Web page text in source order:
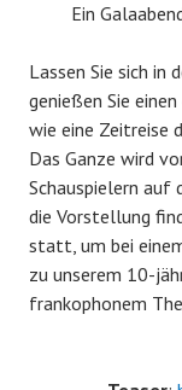
Ein
Lassen Sie sich in
genießen Sie
wie eine Zeitreise
Das Ganze wird
Schauspielern auf
die Vorstellung
statt, um bei
zu unserem 10-
frankophonem